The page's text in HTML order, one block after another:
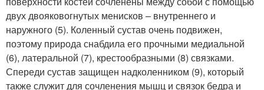
двух двояковогнутых менисков – внутреннего и
наружного (5). Коленный сустав очень подвижен,
поэтому природа снабдила его прочными медиальной
(6), латеральной (7), крестообразными (8) связками.
Спереди сустав защищен надколенником (9), который
также служит для сочленения мышц и связок бедра и